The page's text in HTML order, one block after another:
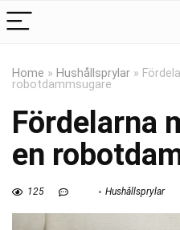
Home » Hushållsprylar »
robotdammsugare
Fördelarna
en
125 Hushållsprylar